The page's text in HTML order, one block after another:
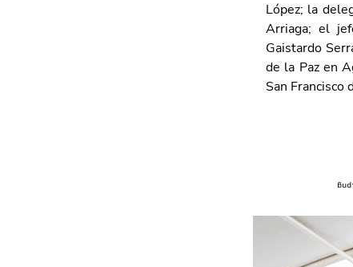
López; la
Arriaga; el
Gaistardo
de la Paz en
San Francisco